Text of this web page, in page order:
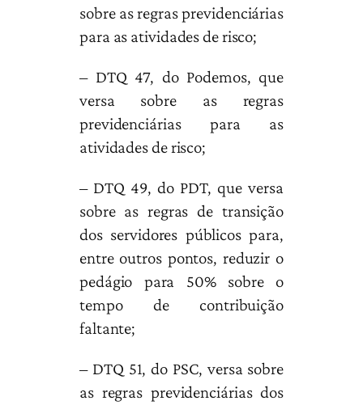
sobre as regras previdenciárias
para as atividades de risco;
– DTQ 47, do Podemos, que
versa sobre as regras
previdenciárias para as
atividades de risco;
– DTQ 49, do PDT, que versa
sobre as regras de transição
dos servidores públicos para,
entre outros pontos, reduzir o
pedágio para 50% sobre o
tempo de contribuição
faltante;
– DTQ 51, do PSC, versa sobre
as regras previdenciárias dos